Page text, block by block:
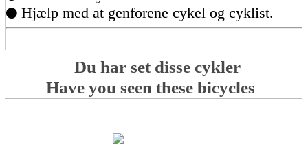
Hjælp med at genforene cykel og cyklist.
Du har set disse cykler
Have you seen these bicycles